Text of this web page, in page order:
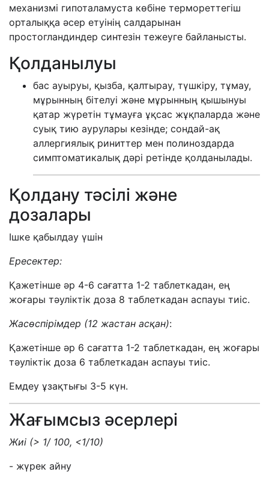
механизмі гипоталамуста көбіне термореттегіш
орталыққа әсер етуінің салдарынан
простогландиндер синтезін тежеуге байланысты.
Қолданылуы
бас ауыруы, қызба, қалтырау, түшкіру, тұмау,
мұрынның бітелуі және мұрынның қышынуы
қатар жүретін тұмауға ұқсас жұқпаларда және
суық тию аурулары кезінде; сондай-ақ
аллергиялық риниттер мен полиноздарда
симптоматикалық дәрі ретінде қолданылады.
Қолдану тәсілі және
дозалары
Ішке қабылдау үшін
Ересектер:
Қажетінше әр 4-6 сағатта 1-2 таблеткадан, ең
жоғары тәуліктік доза 8 таблеткадан аспауы тиіс.
Жасөспірімдер (12 жастан асқан):
Қажетінше әр 6 сағатта 1-2 таблеткадан, ең жоғары
тәуліктік доза 6 таблеткадан аспауы тиіс.
Емдеу ұзақтығы 3-5 күн.
Жағымсыз әсерлері
Жиі (> 1/ 100, <1/10)
- жүрек айну